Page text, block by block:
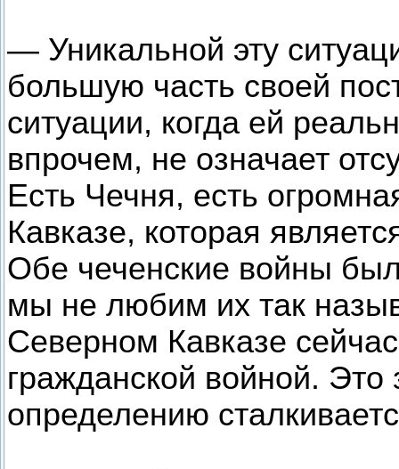
— Уникальной эту
большую часть своей
ситуации, когда ей
впрочем, не означает
Есть Чечня, есть
Кавказе, которая
Обе чеченские войны
мы не любим их так
Северном Кавказе
гражданской войной. Это
определению